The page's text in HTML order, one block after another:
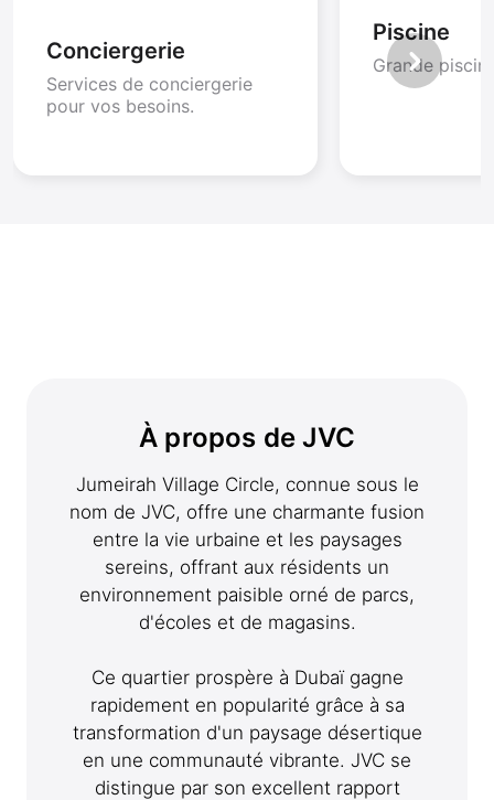
Conciergerie
Services de conciergerie
pour vos besoins.
Piscine
Grande
À propos de JVC
Jumeirah Village Circle, connue sous le
nom de JVC, offre une charmante fusion
entre la vie urbaine et les paysages
sereins, offrant aux résidents un
environnement paisible orné de parcs,
d'écoles et de magasins.
Ce quartier prospère à Dubaï gagne
rapidement en popularité grâce à sa
transformation d'un paysage désertique
en une communauté vibrante. JVC se
distingue par son excellent rapport